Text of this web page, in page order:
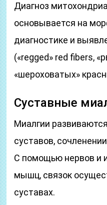
Диагноз
основывается на
диагностике и
(«regged» red fibers,
«шероховатых»
Суставные
Миалгии
суставов,
С помощью нервов и
мышц, связок
суставах.